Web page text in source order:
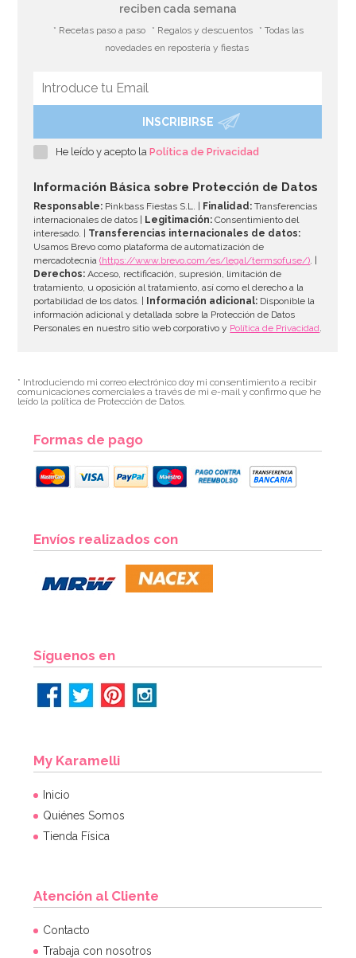
Stand con Ondas Rosa para Tartas 27,5 cm
AÑADIR
reciben cada semana
* Recetas paso a paso * Regalos y descuentos
* Todas las
novedades en repostería y fiestas
INSCRIBIRSE
He leído y acepto laPolítica de Privacidad
Información Básica sobre Protección de Datos
Responsable: Pinkbass Fiestas S.L. | Finalidad: Transferencias
internacionales de datos |
Legitimación: Consentimiento del
interesado. | Transferencias internacionales de datos:
Usamos Brevo como plataforma de automatización de
mercadotecnia(https://www.brevo.com/es/legal/termsofuse/). |
Derechos: Acceso, rectificación, supresión, limitación de
tratamiento, u oposición al tratamiento, así como el derecho a la
portabilidad de los datos. |
Información adicional: Disponible la
información adicional y detallada sobre la Protección de Datos
Personales en nuestro sitio web corporativo y Política de Privacidad.
* Introduciendo mi correo electrónico doy mi consentimiento a recibir
comunicaciones comerciales a través de mi e-mail y confirmo que he
leído la política de Protección de Datos.
Formas de pago
Envíos realizados con
Síguenos en
My Karamelli
Inicio
Quiénes Somos
Tienda Física
Atención al Cliente
Contacto
Trabaja con nosotros